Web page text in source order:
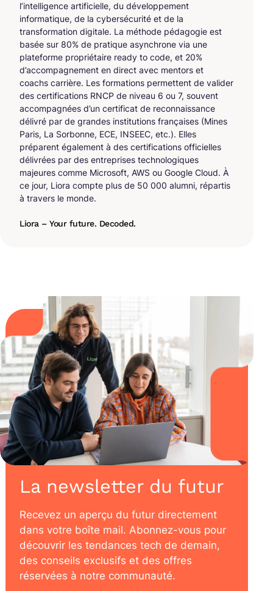
l’intelligence artificielle, du développement
informatique, de la cybersécurité et de la
transformation digitale. La méthode pédagogie est
basée sur 80% de pratique asynchrone via une
plateforme propriétaire ready to code, et 20%
d’accompagnement en direct avec mentors et
coachs carrière. Les formations permettent de valider
des certifications RNCP de niveau 6 ou 7, souvent
accompagnées d’un certificat de reconnaissance
délivré par de grandes institutions françaises (Mines
Paris, La Sorbonne, ECE, INSEEC, etc.). Elles
préparent également à des certifications officielles
délivrées par des entreprises technologiques
majeures comme Microsoft, AWS ou Google Cloud. À
ce jour, Liora compte plus de 50 000 alumni, répartis
à travers le monde.
Liora – Your future. Decoded.
La newsletter du futur
Recevez un aperçu du futur directement
dans votre boîte mail. Abonnez-vous pour
découvrir les tendances tech de demain,
des conseils exclusifs et des offres
réservées à notre communauté.